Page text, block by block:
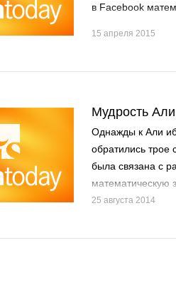
в Facebook
15 апреля 2015
Мудрость
Однажды к Али
обратились трое
была связана с
математическую
25 августа 2014